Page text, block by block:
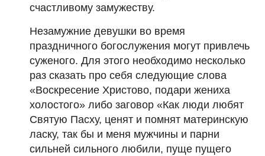
счастливому замужеству.
Незамужние девушки во время
праздничного богослужения могут привлечь
суженого. Для этого необходимо несколько
раз сказать про себя следующие слова
«Воскресение Христово, подари жениха
холостого» либо заговор «Как люди любят
Святую Пасху, ценят и помнят материнскую
ласку, так бы и меня мужчины и парни
сильней сильного любили, пуще пущего